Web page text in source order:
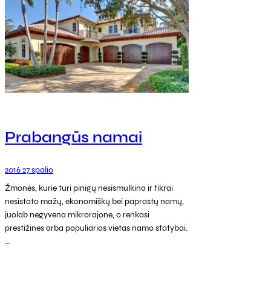
Prabangūs namai
2016 27 spalio
Žmonės, kurie turi pinigų nesismulkina ir tikrai
nesistato mažų, ekonomiškų bei paprastų namų,
juolab negyvena mikrorajone, o renkasi
prestižines arba populiarias vietas namo statybai.
…